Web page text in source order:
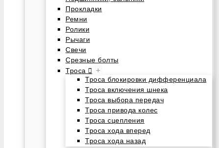
Прокладки
Ремни
Ролики
Рычаги
Свечи
Срезные болты
Троса
+
Троса блокировки дифференциала
Троса включения шнека
Троса выбора передач
Троса привода колес
Троса сцепления
Троса хода вперед
Троса хода назад